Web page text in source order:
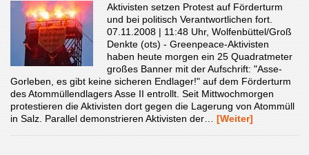
Aktivisten setzen Protest auf Förderturm
und bei politisch Verantwortlichen fort.
07.11.2008 | 11:48 Uhr, Wolfenbüttel/Groß
Denkte (ots) - Greenpeace-Aktivisten
haben heute morgen ein 25 Quadratmeter
großes Banner mit der Aufschrift: "Asse-
Gorleben, es gibt keine sicheren Endlager!" auf dem Förderturm
des Atommüllendlagers Asse II entrollt. Seit Mittwochmorgen
protestieren die Aktivisten dort gegen die Lagerung von Atommüll
in Salz. Parallel demonstrieren Aktivisten der… [Weiter]